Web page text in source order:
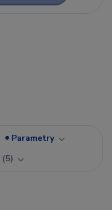
Parametry
5